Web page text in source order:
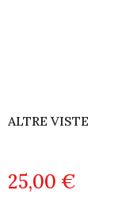
ALTRE VISTE
25,00 €